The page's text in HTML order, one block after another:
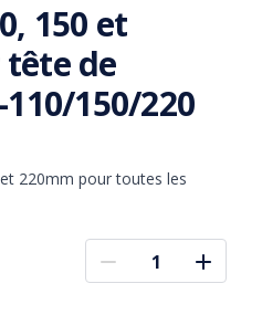
150 et
de
150/220
220mm pour toutes les